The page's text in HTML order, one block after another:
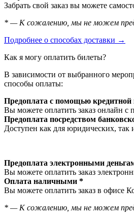
Забрать свой заказ вы можете
* — К сожалению, мы не можем
Подробнее о способах доставки →
Как я могу оплатить билеты?
В зависимости от выбранного
способы оплаты:
Предоплата с помощью
Вы можете оплатить заказ онлайн
Предоплата посредством
Доступен как для юридических, так
Предоплата электронными
Вы можете оплатить заказ
Оплата наличными *
Вы можете оплатить заказ в офисе
* — К сожалению, мы не можем